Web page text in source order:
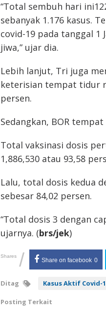
“Total sembuh hari
sebanyak 1.176 kasus.
covid-19 pada tanggal 1
jiwa,” ujar dia.
Lebih lanjut, Tri juga
keterisian tempat tidur
persen.
Sedangkan, BOR
Total vaksinasi dosis
1,886,530 atau 93,58
Lalu, total dosis kedua
sebesar 84,02 persen.
“Total dosis 3 dengan
ujarnya. (brs/jek)
Shares / Share on facebook 0
Ditag Kasus Aktif Covid-
Posting Terkait